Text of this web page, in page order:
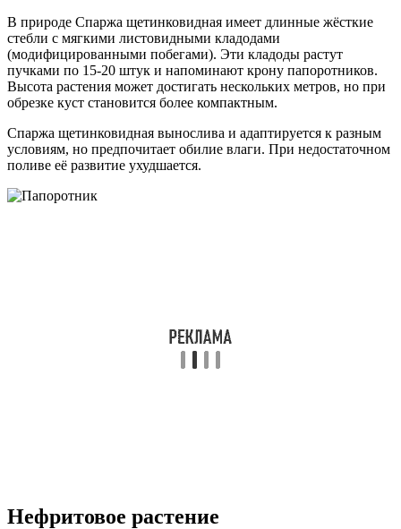
В природе Спаржа щетинковидная имеет длинные жёсткие
стебли с мягкими листовидными кладодами
(модифицированными побегами). Эти кладоды растут
пучками по 15-20 штук и напоминают крону папоротников.
Высота растения может достигать нескольких метров, но при
обрезке куст становится более компактным.
Спаржа щетинковидная вынослива и адаптируется к разным
условиям, но предпочитает обилие влаги. При недостаточном
поливе её развитие ухудшается.
Нефритовое растение